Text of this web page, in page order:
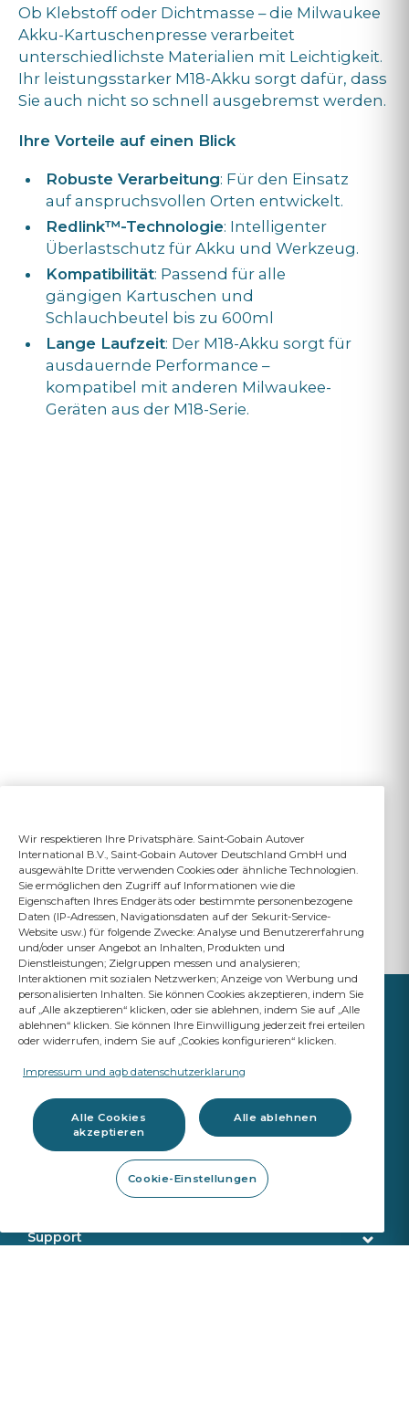
Ob Klebstoff oder Dichtmasse – die Milwaukee
Akku-Kartuschenpresse verarbeitet
unterschiedlichste Materialien mit Leichtigkeit.
Ihr leistungsstarker M18-Akku sorgt dafür, dass
Sie auch nicht so schnell ausgebremst werden.
Ihre Vorteile auf einen Blick
Robuste Verarbeitung: Für den Einsatz
auf anspruchsvollen Orten entwickelt.
Redlink™-Technologie: Intelligenter
Überlastschutz für Akku und Werkzeug.
Kompatibilität: Passend für alle
gängigen Kartuschen und
Schlauchbeutel bis zu 600ml
Lange Laufzeit: Der M18-Akku sorgt für
ausdauernde Performance –
kompatibel mit anderen Milwaukee-
Geräten aus der M18-Serie.
Glas
Original Ersatzteil Qualität
Werkstattbedarf
Support
Wir respektieren Ihre Privatsphäre. Saint-Gobain Autover
International B.V., Saint-Gobain Autover Deutschland GmbH und
ausgewählte Dritte verwenden Cookies oder ähnliche Technologien.
Sie ermöglichen den Zugriff auf Informationen wie die
Eigenschaften Ihres Endgeräts oder bestimmte personenbezogene
Daten (IP-Adressen, Navigationsdaten auf der Sekurit-Service-
Website usw.) für folgende Zwecke: Analyse und Benutzererfahrung
und/oder unser Angebot an Inhalten, Produkten und
Dienstleistungen; Zielgruppen messen und analysieren;
Interaktionen mit sozialen Netzwerken; Anzeige von Werbung und
personalisierten Inhalten. Sie können Cookies akzeptieren, indem Sie
auf „Alle akzeptieren“ klicken, oder sie ablehnen, indem Sie auf „Alle
ablehnen“ klicken. Sie können Ihre Einwilligung jederzeit frei erteilen
oder widerrufen, indem Sie auf „Cookies konfigurieren“ klicken.
Impressum und agb datenschutzerklarung
Alle Cookies
akzeptieren
Alle ablehnen
Cookie-Einstellungen